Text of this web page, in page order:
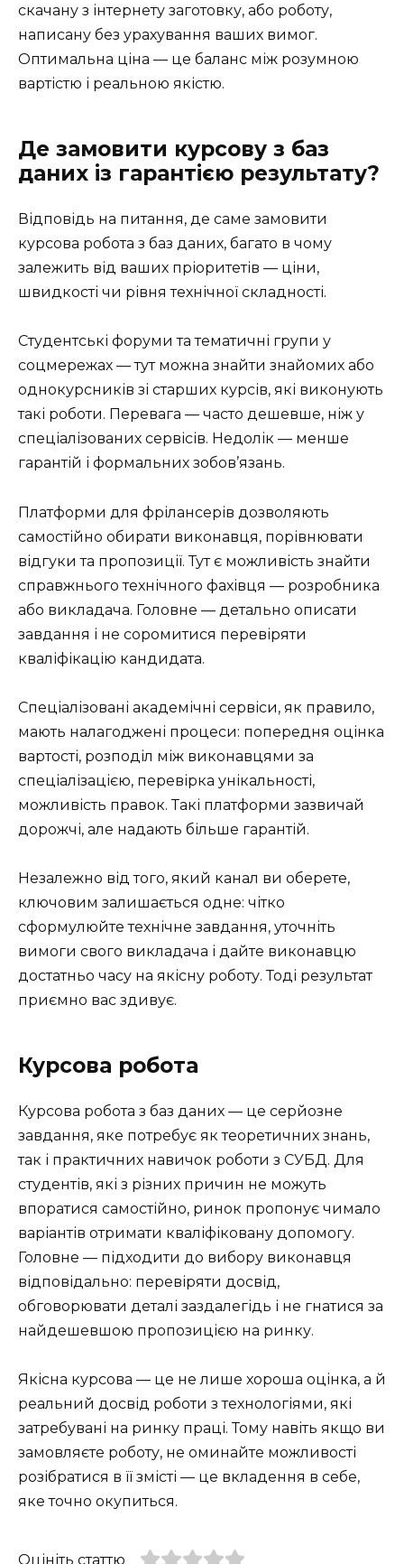
скачану з інтернету заготовку, або роботу,
написану без урахування ваших вимог.
Оптимальна ціна — це баланс між розумною
вартістю і реальною якістю.
Де замовити курсову з баз
даних із гарантією результату?
Відповідь на питання, де саме замовити
курсова робота з баз даних, багато в чому
залежить від ваших пріоритетів — ціни,
швидкості чи рівня технічної складності.
Студентські форуми та тематичні групи у
соцмережах — тут можна знайти знайомих або
однокурсників зі старших курсів, які виконують
такі роботи. Перевага — часто дешевше, ніж у
спеціалізованих сервісів. Недолік — менше
гарантій і формальних зобов’язань.
Платформи для фрілансерів дозволяють
самостійно обирати виконавця, порівнювати
відгуки та пропозиції. Тут є можливість знайти
справжнього технічного фахівця — розробника
або викладача. Головне — детально описати
завдання і не соромитися перевіряти
кваліфікацію кандидата.
Спеціалізовані академічні сервіси, як правило,
мають налагоджені процеси: попередня оцінка
вартості, розподіл між виконавцями за
спеціалізацією, перевірка унікальності,
можливість правок. Такі платформи зазвичай
дорожчі, але надають більше гарантій.
Незалежно від того, який канал ви оберете,
ключовим залишається одне: чітко
сформулюйте технічне завдання, уточніть
вимоги свого викладача і дайте виконавцю
достатньо часу на якісну роботу. Тоді результат
приємно вас здивує.
Курсова робота
Курсова робота з баз даних — це серйозне
завдання, яке потребує як теоретичних знань,
так і практичних навичок роботи з СУБД. Для
студентів, які з різних причин не можуть
впоратися самостійно, ринок пропонує чимало
варіантів отримати кваліфіковану допомогу.
Головне — підходити до вибору виконавця
відповідально: перевіряти досвід,
обговорювати деталі заздалегідь і не гнатися за
найдешевшою пропозицією на ринку.
Якісна курсова — це не лише хороша оцінка, а й
реальний досвід роботи з технологіями, які
затребувані на ринку праці. Тому навіть якщо ви
замовляєте роботу, не оминайте можливості
розібратися в її змісті — це вкладення в себе,
яке точно окупиться.
Оцініть статтю